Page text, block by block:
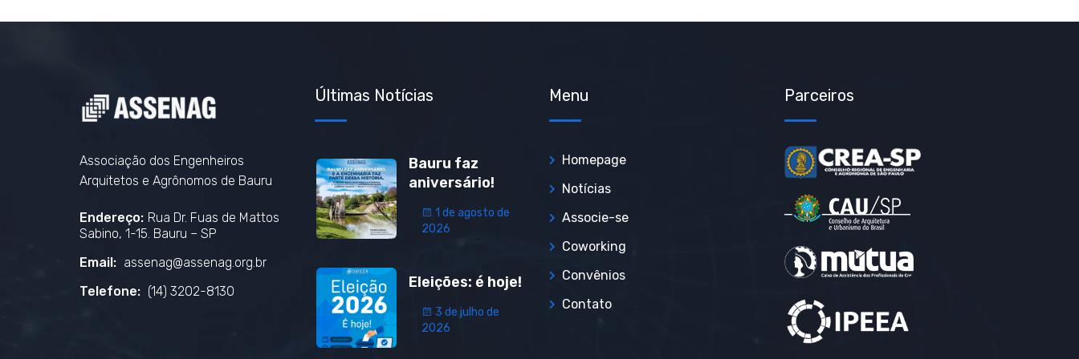
Associação dos Engenheiros
Arquitetos e Agrônomos de Bauru
Endereço: Rua Dr. Fuas de Mattos
Sabino, 1-15. Bauru – SP
Email: assenag@assenag.org.br
Telefone: (14) 3202-8130
Últimas Notícias
Bauru faz
aniversário!
1 de agosto de
2026
Eleições: é hoje!
3 de julho de
2026
Menu
Homepage
Notícias
Associe-se
Coworking
Convênios
Contato
Parceiros